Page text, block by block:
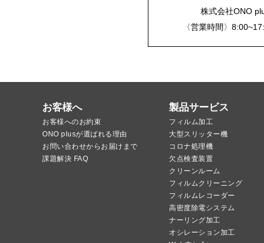
株式会社ONO
〈営業時間〉
お客様へ
お客様へのお約束
ONO plusが選ばれる理由
お問い合わせからお届けまで
課題解決 FAQ
製品サービス
フィルム加工
大型スリッター機
コロナ処理機
欠点検査装置
クリーンルーム
フィルムクリーニング
フィルムレコーダー
高密度除電システム
ナーリング加工
オシレーション加工